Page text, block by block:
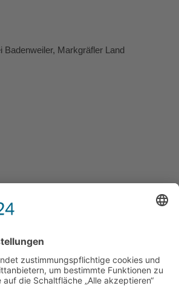
Badenweiler, Markgräfler Land